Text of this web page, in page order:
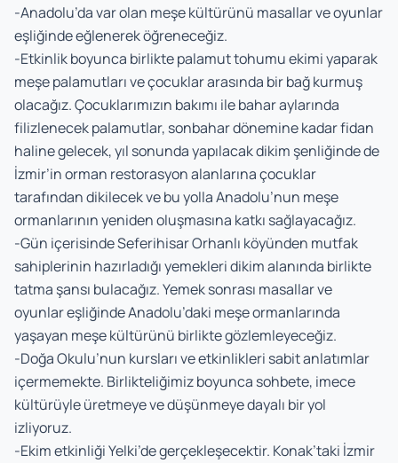
-Anadolu’da var olan meşe kültürünü masallar ve oyunlar
eşliğinde eğlenerek öğreneceğiz.
-Etkinlik boyunca birlikte palamut tohumu ekimi yaparak
meşe palamutları ve çocuklar arasında bir bağ kurmuş
olacağız. Çocuklarımızın bakımı ile bahar aylarında
filizlenecek palamutlar, sonbahar dönemine kadar fidan
haline gelecek, yıl sonunda yapılacak dikim şenliğinde de
İzmir’in orman restorasyon alanlarına çocuklar
tarafından dikilecek ve bu yolla Anadolu’nun meşe
ormanlarının yeniden oluşmasına katkı sağlayacağız.
-Gün içerisinde Seferihisar Orhanlı köyünden mutfak
sahiplerinin hazırladığı yemekleri dikim alanında birlikte
tatma şansı bulacağız. Yemek sonrası masallar ve
oyunlar eşliğinde Anadolu’daki meşe ormanlarında
yaşayan meşe kültürünü birlikte gözlemleyeceğiz.
-Doğa Okulu’nun kursları ve etkinlikleri sabit anlatımlar
içermemekte. Birlikteliğimiz boyunca sohbete, imece
kültürüyle üretmeye ve düşünmeye dayalı bir yol
izliyoruz.
-Ekim etkinliği Yelki’de gerçekleşecektir. Konak’taki İzmir